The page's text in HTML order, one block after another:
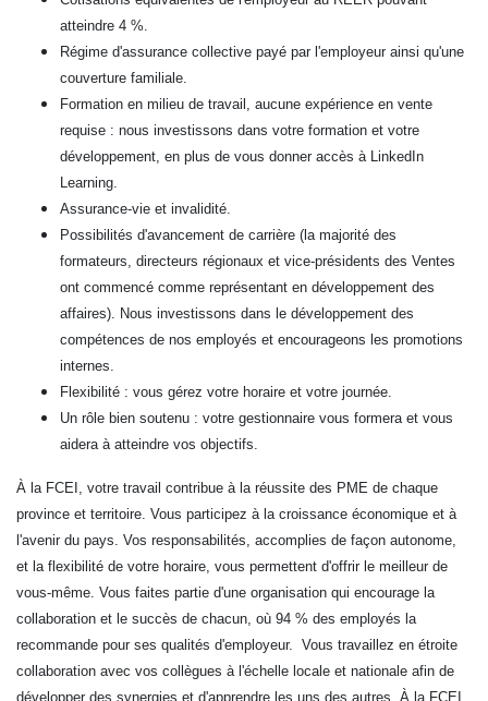
atteindre 4 %.
Régime d'assurance collective payé par l'employeur ainsi qu'une
couverture familiale.
Formation en milieu de travail, aucune expérience en vente
requise : nous investissons dans votre formation et votre
développement, en plus de vous donner accès à LinkedIn
Learning.
Assurance-vie et invalidité.
Possibilités d'avancement de carrière (la majorité des
formateurs, directeurs régionaux et vice-présidents des Ventes
ont commencé comme représentant en développement des
affaires). Nous investissons dans le développement des
compétences de nos employés et encourageons les promotions
internes.
Flexibilité : vous gérez votre horaire et votre journée.
Un rôle bien soutenu : votre gestionnaire vous formera et vous
aidera à atteindre vos objectifs.
À la FCEI, votre travail contribue à la réussite des PME de chaque
province et territoire. Vous participez à la croissance économique et à
l'avenir du pays. Vos responsabilités, accomplies de façon autonome,
et la flexibilité de votre horaire, vous permettent d'offrir le meilleur de
vous-même. Vous faites partie d'une organisation qui encourage la
collaboration et le succès de chacun, où 94 % des employés la
recommande pour ses qualités d'employeur. Vous travaillez en étroite
collaboration avec vos collègues à l'échelle locale et nationale afin de
développer des synergies et d'apprendre les uns des autres. À la FCEI,